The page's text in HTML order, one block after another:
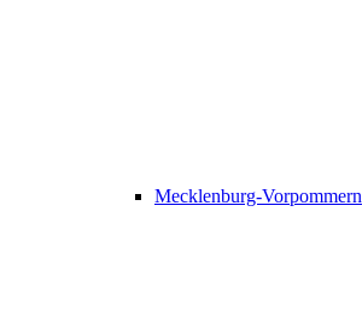
Mecklenburg-Vorpommern